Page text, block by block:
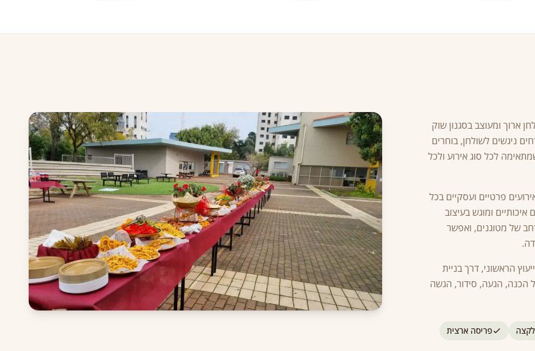
ארוך ומעוצב בסגנון שוק
ניגשים לשולחן, בוחרים
לכל סוג אירוע ולכל
פרטיים ועסקיים בכל
ומוגש בעיצוב
של מטוגנים, ואפשר
הראשוני, דרך בניית
הכנה, הגעה, סידור, הגשה
פריסה ארצית